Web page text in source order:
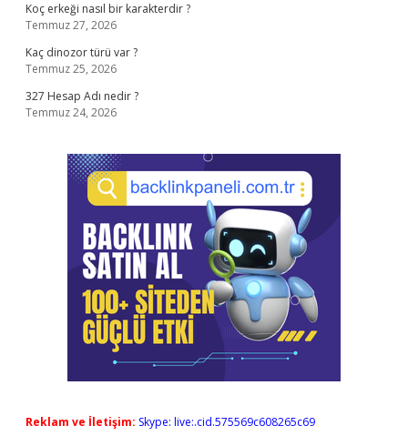
Koç erkeği nasıl bir karakterdir ?
Temmuz 27, 2026
Kaç dinozor türü var ?
Temmuz 25, 2026
327 Hesap Adı nedir ?
Temmuz 24, 2026
Reklam ve İletişim: Skype: live:.cid.575569c608265c69